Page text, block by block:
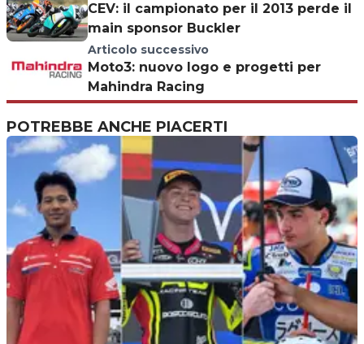
CEV: il campionato per il 2013 perde il
main sponsor Buckler
Articolo successivo
Moto3: nuovo logo e progetti per
Mahindra Racing
POTREBBE ANCHE PIACERTI